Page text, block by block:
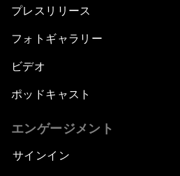
プレスリリース
フォトギャラリー
ビデオ
ポッドキャスト
エンゲージメント
サインイン